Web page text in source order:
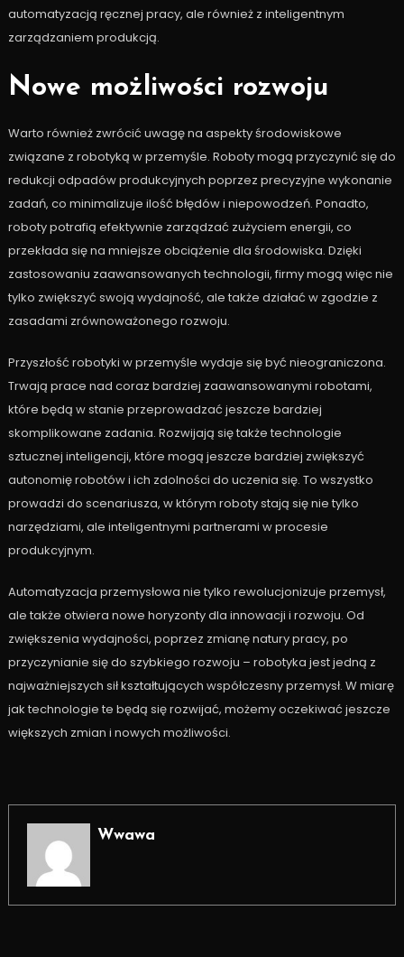
automatyzacją ręcznej pracy, ale również z inteligentnym
zarządzaniem produkcją.
Nowe możliwości rozwoju
Warto również zwrócić uwagę na aspekty środowiskowe
związane z robotyką w przemyśle. Roboty mogą przyczynić się do
redukcji odpadów produkcyjnych poprzez precyzyjne wykonanie
zadań, co minimalizuje ilość błędów i niepowodzeń. Ponadto,
roboty potrafią efektywnie zarządzać zużyciem energii, co
przekłada się na mniejsze obciążenie dla środowiska. Dzięki
zastosowaniu zaawansowanych technologii, firmy mogą więc nie
tylko zwiększyć swoją wydajność, ale także działać w zgodzie z
zasadami zrównoważonego rozwoju.
Przyszłość robotyki w przemyśle wydaje się być nieograniczona.
Trwają prace nad coraz bardziej zaawansowanymi robotami,
które będą w stanie przeprowadzać jeszcze bardziej
skomplikowane zadania. Rozwijają się także technologie
sztucznej inteligencji, które mogą jeszcze bardziej zwiększyć
autonomię robotów i ich zdolności do uczenia się. To wszystko
prowadzi do scenariusza, w którym roboty stają się nie tylko
narzędziami, ale inteligentnymi partnerami w procesie
produkcyjnym.
Automatyzacja przemysłowa nie tylko rewolucjonizuje przemysł,
ale także otwiera nowe horyzonty dla innowacji i rozwoju. Od
zwiększenia wydajności, poprzez zmianę natury pracy, po
przyczynianie się do szybkiego rozwoju – robotyka jest jedną z
najważniejszych sił kształtujących współczesny przemysł. W miarę
jak technologie te będą się rozwijać, możemy oczekiwać jeszcze
większych zmian i nowych możliwości.
Wwawa